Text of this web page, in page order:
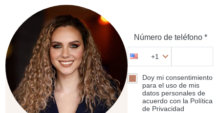
Número de teléfono *
+1
Doy mi consentimiento
para el uso de mis
datos personales de
acuerdo con la Política
de Privacidad